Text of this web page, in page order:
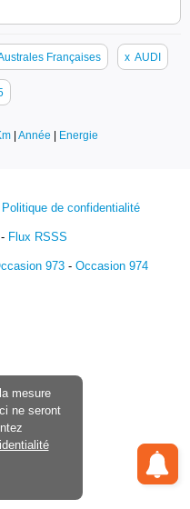
Françaises x AUDI
| Année | Energie
Politique de confidentialité
Flux RSSS
973 - Occasion 974
mesure
ne seront